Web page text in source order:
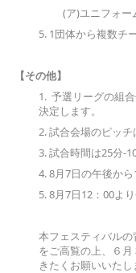
(ア)ユニフォ
5. 1団体から複数チ
【その他】
1. 予選リーグの組
決定します。
2. 試合会場のピッチ
3. 試合時間は25分-
4. 8月7日の午後か
5. 8月7日12：00よ
本フェスティバルの
をご高覧の上、６
きたくお願いいたし